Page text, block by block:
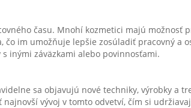
času. Mnohí kozmetici majú možnosť
čo im umožňuje lepšie zosúladiť pracovný a
inými záväzkami alebo povinnosťami.
sa objavujú nové techniky, výrobky a
vývoj v tomto odvetví, čím si